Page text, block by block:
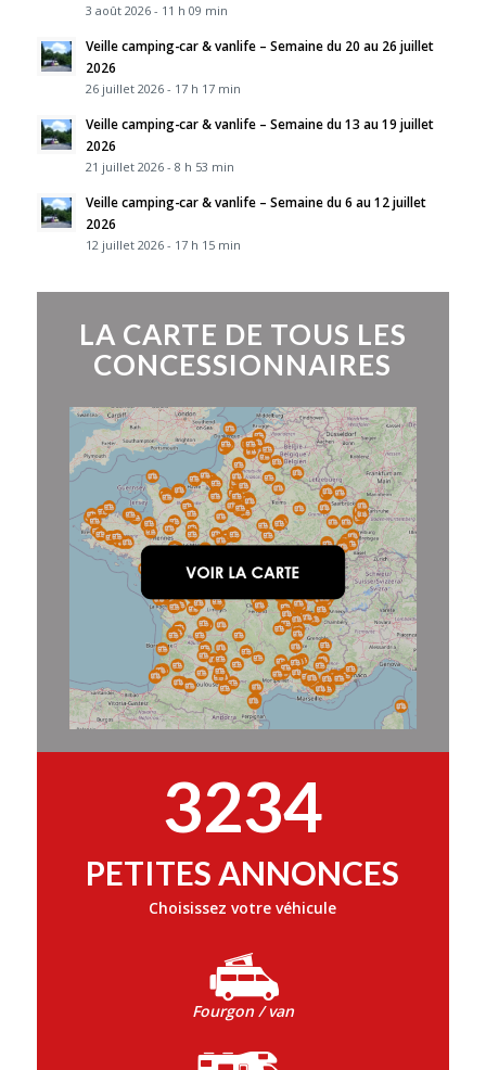
3 août 2026 - 11 h 09 min
Veille camping-car & vanlife – Semaine du 20 au 26 juillet
2026
26 juillet 2026 - 17 h 17 min
Veille camping-car & vanlife – Semaine du 13 au 19 juillet
2026
21 juillet 2026 - 8 h 53 min
Veille camping-car & vanlife – Semaine du 6 au 12 juillet
2026
12 juillet 2026 - 17 h 15 min
LA CARTE DE TOUS LES
CONCESSIONNAIRES
3234
PETITES ANNONCES
Choisissez votre véhicule
Fourgon / van